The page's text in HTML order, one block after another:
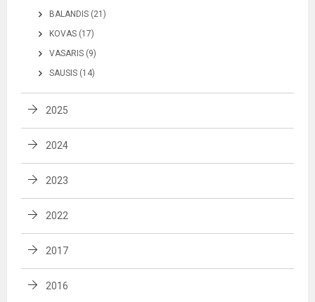
BALANDIS (21)
KOVAS (17)
VASARIS (9)
SAUSIS (14)
2025
2024
2023
2022
2017
2016